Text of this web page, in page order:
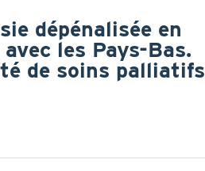
dépénalisée en
les Pays-Bas.
de soins palliatifs